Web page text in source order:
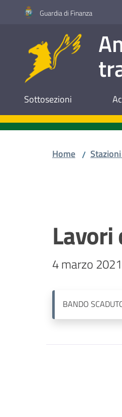
Vai al contenuto
Vai alla navigazione
Vai al footerGuardia di Finanza
Sottosezioni
Home /
Lavori
BANDO